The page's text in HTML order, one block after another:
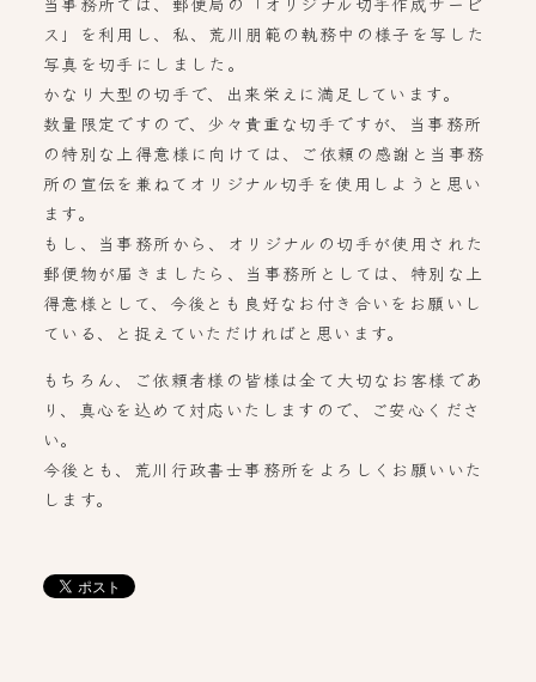
ス」を利用し、私、荒川朋範の執務中の様子を写した
写真を切手にしました。
かなり大型の切手で、出来栄えに満足しています。
数量限定ですので、少々貴重な切手ですが、当事務所
の特別な上得意様に向けては、ご依頼の感謝と当事務
所の宣伝を兼ねてオリジナル切手を使用しようと思い
ます。
もし、当事務所から、オリジナルの切手が使用された
郵便物が届きましたら、当事務所としては、特別な上
得意様として、今後とも良好なお付き合いをお願いし
ている、と捉えていただければと思います。
もちろん、ご依頼者様の皆様は全て大切なお客様であ
り、真心を込めて対応いたしますので、ご安心くださ
い。
今後とも、荒川行政書士事務所をよろしくお願いいた
します。